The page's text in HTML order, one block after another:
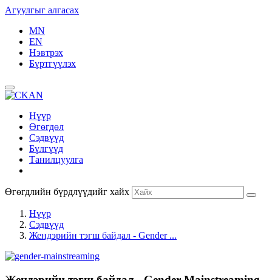
Агуулгыг алгасах
MN
EN
Нэвтрэх
Бүртгүүлэх
Нүүр
Өгөгдөл
Сэдвүүд
Бүлгүүд
Танилцуулга
Өгөгдлийн бүрдлүүдийг хайх
Нүүр
Сэдвүүд
Жендэрийн тэгш байдал - Gender ...